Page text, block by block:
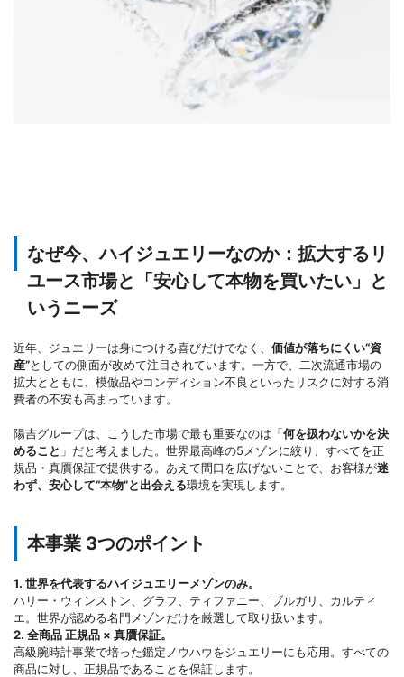
なぜ今、ハイジュエリーなのか：拡大するリ
ユース市場と「安心して本物を買いたい」と
いうニーズ
近年、ジュエリーは身につける喜びだけでなく、 価値が落ちにくい“資
産”としての側面が改めて注目されています。一方で、二次流通市場の
拡大とともに、模倣品やコンディション不良といったリスクに対する消
費者の不安も高まっています。
陽吉グループは、こうした市場で最も重要なのは「何を扱わないかを決
めること 」だと考えました。世界最高峰の5メゾンに絞り、すべてを正
規品・真贋保証で提供する。あえて間口を広げないことで、お客様が迷
わず、安心して“本物”と出会える環境を実現します。
本事業 3つのポイント
1. 世界を代表するハイジュエリーメゾンのみ。
ハリー・ウィンストン、グラフ、ティファニー、ブルガリ、カルティ
エ。世界が認める名門メゾンだけを厳選して取り扱います。
2. 全商品 正規品 × 真贋保証。
高級腕時計事業で培った鑑定ノウハウをジュエリーにも応用。すべての
商品に対し、正規品であることを保証します。